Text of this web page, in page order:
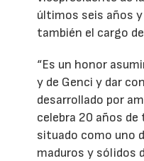
últimos seis años
también el cargo
“Es un honor
y de Genci y dar
desarrollado por
celebra 20 años
situado como uno
maduros y sólidos